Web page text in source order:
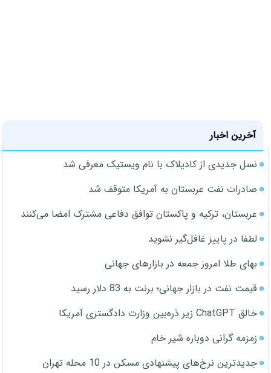
آخرین اخبار
نسل جدیدی از کادیلاک با نام ویستیک معرفی شد
صادرات نفت عربستان به آمریکا متوقف شد
عربستان، ترکیه و پاکستان توافق دفاعی مشترک امضا می‌کنند
لطفا در پاییز غافل‌گیر نشوید
بهای طلا امروز جمعه در بازارهای جهانی
قیمت نفت در بازار جهانی؛ برنت به 83 دلار رسید
خالق ChatGPT زیر ذره‌بین وزارت دادگستری آمریکا
زمزمه گرانی دوباره شیر خام
جدیدترین نرخ‌های پیشنهادی مسکن در 10 محله تهران